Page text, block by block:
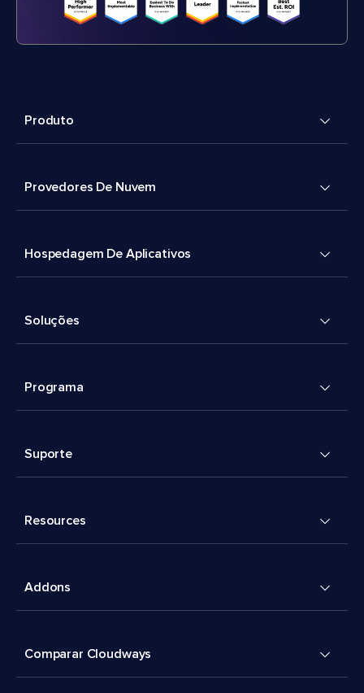
Produto
Provedores De Nuvem
Hospedagem De Aplicativos
Soluções
Programa
Suporte
Resources
Addons
Comparar Cloudways